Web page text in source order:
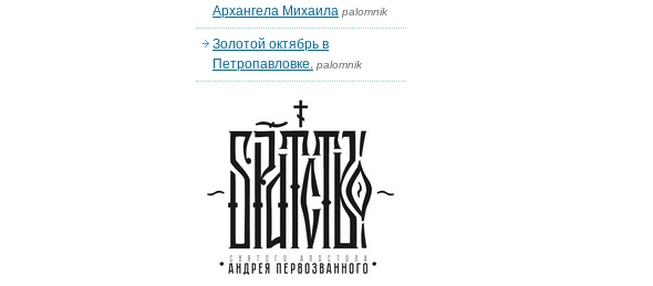
Архангела Михаила palomnik
Золотой октябрь в
Петропавловке. palomnik